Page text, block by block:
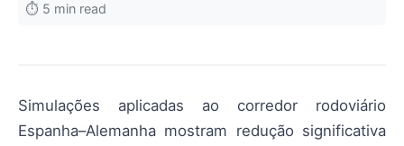
⏱️ 5 min read
Simulações aplicadas ao corredor rodoviário
Espanha–Alemanha mostram redução significativa